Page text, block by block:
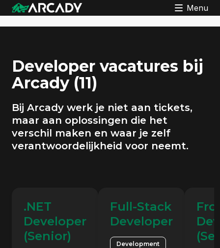
Menu
Developer vacatures bij
Arcady (11)
Bij Arcady werk je niet aan tickets,
maar aan oplossingen die het
verschil maken en waar je zelf
verantwoordelijkheid voor neemt.
.NET
Developer
(Senior)
Full-Stack
Developer
Development